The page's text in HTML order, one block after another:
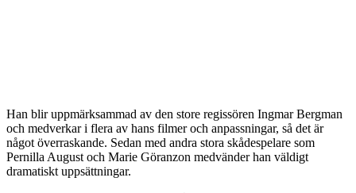
Han blir uppmärksammad av den store regissören Ingmar Bergman
och medverkar i flera av hans filmer och anpassningar, så det är
något överraskande. Sedan med andra stora skådespelare som
Pernilla August och Marie Göranzon medvänder han väldigt
dramatiskt uppsättningar.